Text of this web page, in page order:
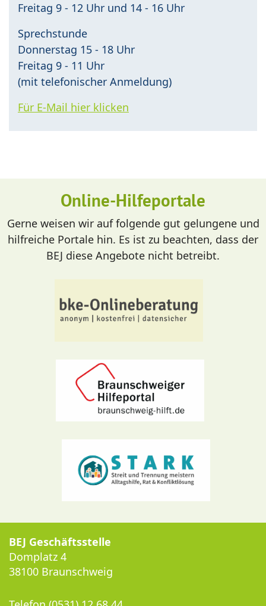
Freitag 9 - 12 Uhr und 14 - 16 Uhr
Sprechstunde
Donnerstag 15 - 18 Uhr
Freitag 9 - 11 Uhr
(mit telefonischer Anmeldung)
Für E-Mail hier klicken
Online-Hilfeportale
Gerne weisen wir auf folgende gut gelungene und
hilfreiche Portale hin. Es ist zu beachten, dass der
BEJ diese Angebote nicht betreibt.
BEJ Geschäftsstelle
Domplatz 4
38100 Braunschweig